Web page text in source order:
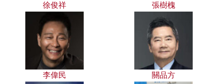
徐俊祥 張樹槐
李偉民 關品方